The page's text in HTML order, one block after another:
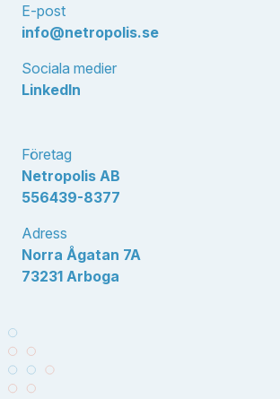
E-post
info@netropolis.se
Sociala medier
LinkedIn
Företag
Netropolis AB
556439-8377
Adress
Norra Ågatan 7A
73231 Arboga